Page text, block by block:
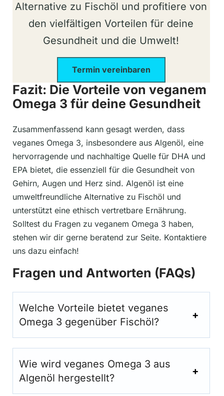
Alternative zu Fischöl und profitiere von
den vielfältigen Vorteilen für deine
Gesundheit und die Umwelt!
Termin vereinbaren
Fazit: Die Vorteile von veganem
Omega 3 für deine Gesundheit
Zusammenfassend kann gesagt werden, dass
veganes Omega 3, insbesondere aus Algenöl, eine
hervorragende und nachhaltige Quelle für DHA und
EPA bietet, die essenziell für die Gesundheit von
Gehirn, Augen und Herz sind. Algenöl ist eine
umweltfreundliche Alternative zu Fischöl und
unterstützt eine ethisch vertretbare Ernährung.
Solltest du Fragen zu veganem Omega 3 haben,
stehen wir dir gerne beratend zur Seite. Kontaktiere
uns dazu einfach!
Fragen und Antworten (FAQs)
Welche Vorteile bietet veganes
Omega 3 gegenüber Fischöl?
Wie wird veganes Omega 3 aus
Algenöl hergestellt?